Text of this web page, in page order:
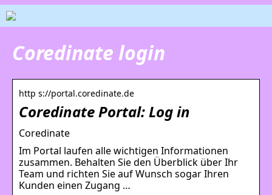
Coredinate login
http s://portal.coredinate.de
Coredinate Portal: Log in
Coredinate
Im Portal laufen alle wichtigen Informationen
zusammen. Behalten Sie den Überblick über Ihr
Team und richten Sie auf Wunsch sogar Ihren
Kunden einen Zugang …